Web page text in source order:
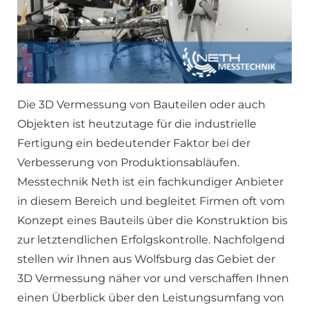
Die 3D Vermessung von Bauteilen oder auch
Objekten ist heutzutage für die industrielle
Fertigung ein bedeutender Faktor bei der
Verbesserung von Produktionsabläufen.
Messtechnik Neth ist ein fachkundiger Anbieter
in diesem Bereich und begleitet Firmen oft vom
Konzept eines Bauteils über die Konstruktion bis
zur letztendlichen Erfolgskontrolle. Nachfolgend
stellen wir Ihnen aus Wolfsburg das Gebiet der
3D Vermessung näher vor und verschaffen Ihnen
einen Überblick über den Leistungsumfang von